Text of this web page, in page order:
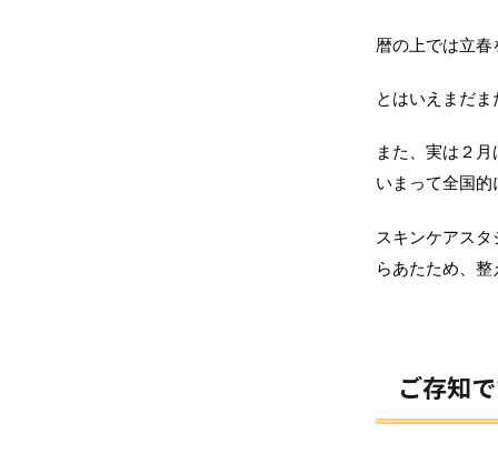
暦の上では立
とはいえまだ
また、実は２月
いまって全国
スキンケアス
らあたため、
ご存知